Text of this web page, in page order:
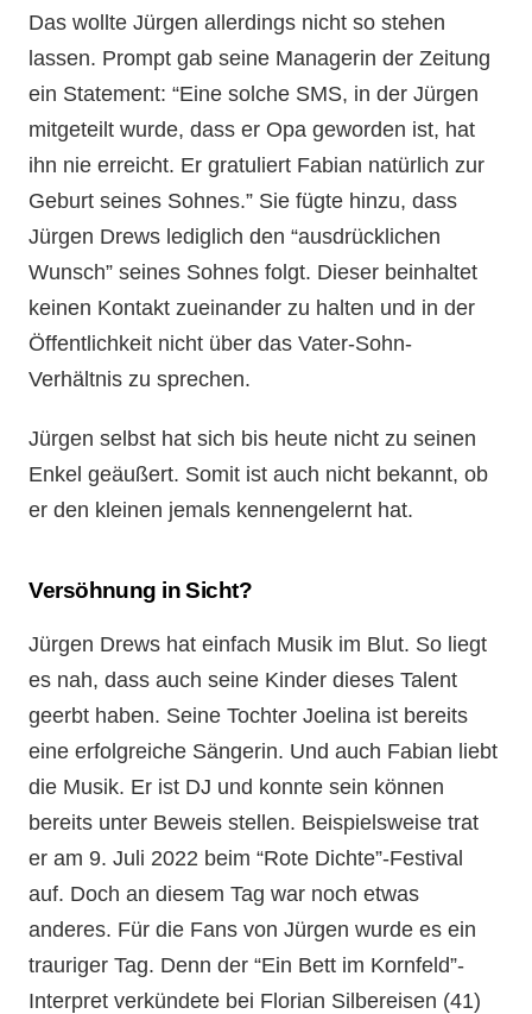
Das wollte Jürgen allerdings nicht so stehen
lassen. Prompt gab seine Managerin der Zeitung
ein Statement: “Eine solche SMS, in der Jürgen
mitgeteilt wurde, dass er Opa geworden ist, hat
ihn nie erreicht. Er gratuliert Fabian natürlich zur
Geburt seines Sohnes.” Sie fügte hinzu, dass
Jürgen Drews lediglich den “ausdrücklichen
Wunsch” seines Sohnes folgt. Dieser beinhaltet
keinen Kontakt zueinander zu halten und in der
Öffentlichkeit nicht über das Vater-Sohn-
Verhältnis zu sprechen.
Jürgen selbst hat sich bis heute nicht zu seinen
Enkel geäußert. Somit ist auch nicht bekannt, ob
er den kleinen jemals kennengelernt hat.
Versöhnung in Sicht?
Jürgen Drews hat einfach Musik im Blut. So liegt
es nah, dass auch seine Kinder dieses Talent
geerbt haben. Seine Tochter Joelina ist bereits
eine erfolgreiche Sängerin. Und auch Fabian liebt
die Musik. Er ist DJ und konnte sein können
bereits unter Beweis stellen. Beispielsweise trat
er am 9. Juli 2022 beim “Rote Dichte”-Festival
auf. Doch an diesem Tag war noch etwas
anderes. Für die Fans von Jürgen wurde es ein
trauriger Tag. Denn der “Ein Bett im Kornfeld”-
Interpret verkündete bei Florian Silbereisen (41)